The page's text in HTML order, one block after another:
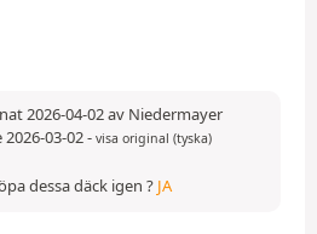
2026-04-02 av Niedermayer
03-02- visa original (tyska)
dessa däck igen ? JA